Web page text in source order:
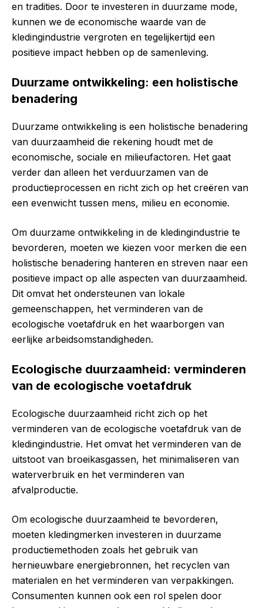
en tradities. Door te investeren in duurzame mode,
kunnen we de economische waarde van de
kledingindustrie vergroten en tegelijkertijd een
positieve impact hebben op de samenleving.
Duurzame ontwikkeling: een holistische
benadering
Duurzame ontwikkeling is een holistische benadering
van duurzaamheid die rekening houdt met de
economische, sociale en milieufactoren. Het gaat
verder dan alleen het verduurzamen van de
productieprocessen en richt zich op het creëren van
een evenwicht tussen mens, milieu en economie.
Om duurzame ontwikkeling in de kledingindustrie te
bevorderen, moeten we kiezen voor merken die een
holistische benadering hanteren en streven naar een
positieve impact op alle aspecten van duurzaamheid.
Dit omvat het ondersteunen van lokale
gemeenschappen, het verminderen van de
ecologische voetafdruk en het waarborgen van
eerlijke arbeidsomstandigheden.
Ecologische duurzaamheid: verminderen
van de ecologische voetafdruk
Ecologische duurzaamheid richt zich op het
verminderen van de ecologische voetafdruk van de
kledingindustrie. Het omvat het verminderen van de
uitstoot van broeikasgassen, het minimaliseren van
waterverbruik en het verminderen van
afvalproductie.
Om ecologische duurzaamheid te bevorderen,
moeten kledingmerken investeren in duurzame
productiemethoden zoals het gebruik van
hernieuwbare energiebronnen, het recyclen van
materialen en het verminderen van verpakkingen.
Consumenten kunnen ook een rol spelen door